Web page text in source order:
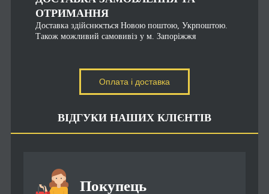
ОТРИМАННЯ
Доставка здійснюється Новою поштою, Укрпоштою.
Також можливий самовивіз у м. Запоріжжя
Оплата і доставка
ВІДГУКИ НАШИХ КЛІЄНТІВ
Покупець